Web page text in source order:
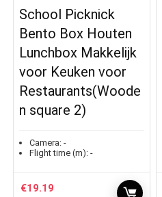
School Picknick
Bento Box Houten
Lunchbox Makkelijk
voor Keuken voor
Restaurants(Woode
n square 2)
Camera: -
Flight time (m): -
€19.19